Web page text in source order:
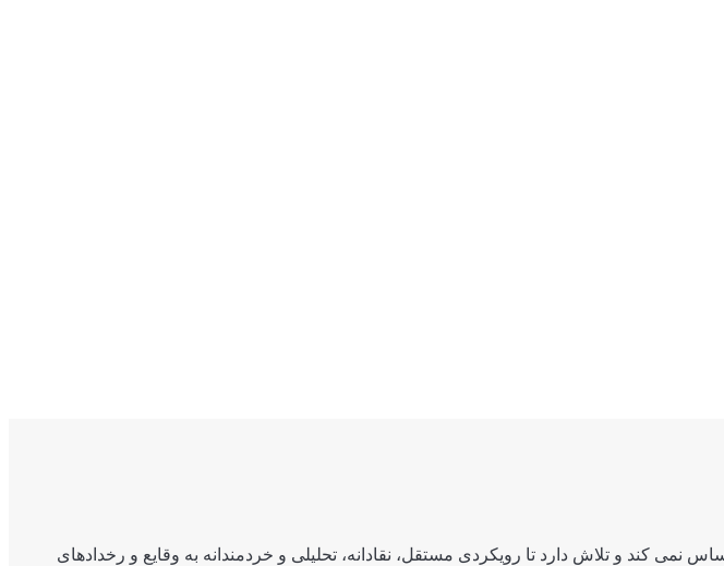
کند و تلاش دارد تا رویکردی مستقل، نقادانه، تحلیلی و خردمندانه به وقایع و رخدادهای